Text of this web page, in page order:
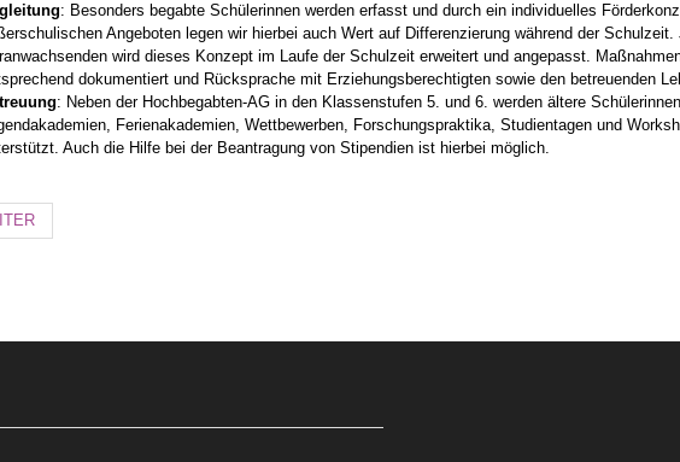
: Besonders begabte Schülerinnen werden erfasst und durch ein individuelles
Angeboten legen wir hierbei auch Wert auf Differenzierung während der
wird dieses Konzept im Laufe der Schulzeit erweitert und angepasst.
dokumentiert und Rücksprache mit Erziehungsberechtigten sowie den betreuenden
: Neben der Hochbegabten-AG in den Klassenstufen 5. und 6. werden ältere
Ferienakademien, Wettbewerben, Forschungspraktika, Studientagen und
Auch die Hilfe bei der Beantragung von Stipendien ist hierbei möglich.